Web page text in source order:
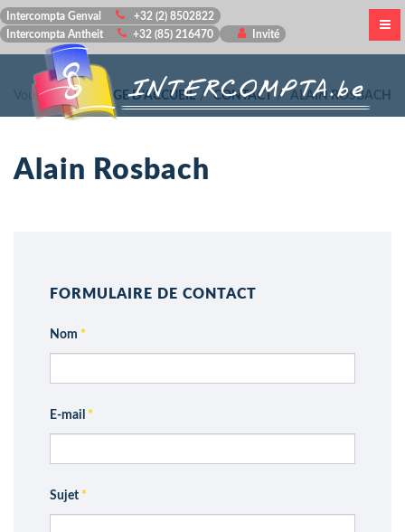
Intercompta Genval
+32 (2) 8502822
Intercompta Antheit
+32 (85) 216470 Invité
Vous êtes ici : PAGE D'ACCUEIL CONTACT ALAIN ROSBACH
Alain Rosbach
FORMULAIRE DE CONTACT
Nom *
E-mail *
Sujet *